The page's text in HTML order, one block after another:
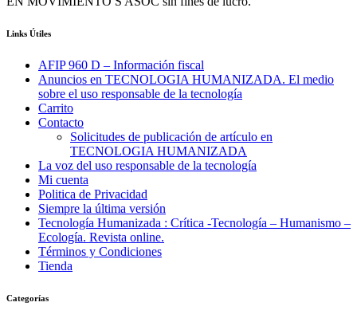
Links Útiles
AFIP 960 D – Información fiscal
Anuncios en TECNOLOGIA HUMANIZADA. El medio
sobre el uso responsable de la tecnología
Carrito
Contacto
Solicitudes de publicación de artículo en
TECNOLOGIA HUMANIZADA
La voz del uso responsable de la tecnología
Mi cuenta
Politica de Privacidad
Siempre la última versión
Tecnología Humanizada : Crítica -Tecnología – Humanismo –
Ecología. Revista online.
Términos y Condiciones
Tienda
Categorías